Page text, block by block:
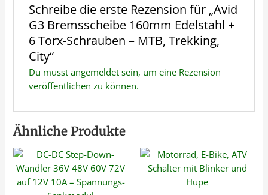
Schreibe die erste Rezension für „Avid
G3 Bremsscheibe 160mm Edelstahl +
6 Torx-Schrauben – MTB, Trekking,
City“
Du musst angemeldetsein, um eine Rezension
veröffentlichen zu können.
Ähnliche Produkte